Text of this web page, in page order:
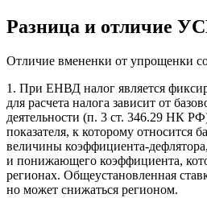
Разница и отличие
Отличие вмененки от упрощенки
1. При ЕНВД налог является
для расчета налога зависит от
деятельности (п. 3 ст. 346.29 НК
показателя, к которому относится
величины коэффициента-
и понижающего коэффициента,
регионах. Общеустановленная
но может снижаться регионом.